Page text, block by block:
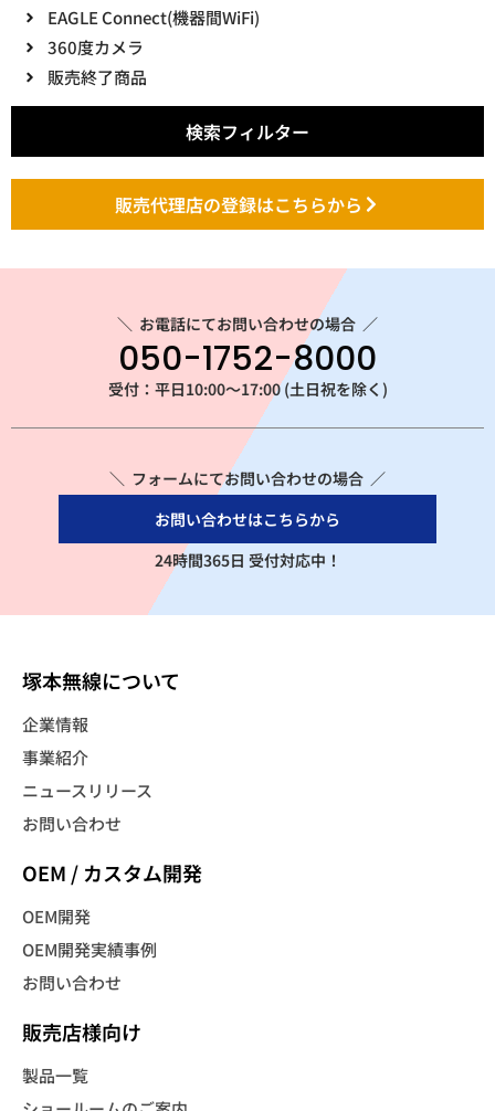
EAGLE Connect(機器間WiFi)
360度カメラ
販売終了商品
検索フィルター
販売代理店の登録はこちらから
＼ お電話にてお問い合わせの場合 ／
050-1752-8000
受付：平日10:00～17:00 (土日祝を除く)
＼ フォームにてお問い合わせの場合 ／
お問い合わせはこちらから
24時間365日 受付対応中！
塚本無線について
企業情報
事業紹介
ニュースリリース
お問い合わせ
OEM / カスタム開発
OEM開発
OEM開発実績事例
お問い合わせ
販売店様向け
製品一覧